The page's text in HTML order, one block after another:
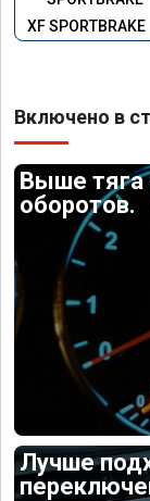
XF SPORTBRAKE
Включено в
Выше тяга
оборотов.
Лучше